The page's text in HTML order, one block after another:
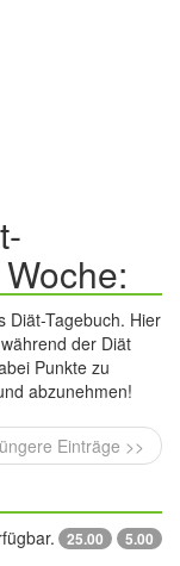
Diät-Tagebuch. Hier
der Diät
Punkte zu
abzunehmen!
Einträge >>
25.00 5.00